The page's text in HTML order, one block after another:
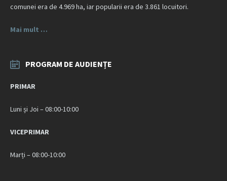
comunei era de 4.969 ha, iar popularii era de 3.861 locuitori.
Mai mult …
PROGRAM DE AUDIENȚE
PRIMAR
Luni și Joi – 08:00-10:00
VICEPRIMAR
Marți – 08:00-10:00